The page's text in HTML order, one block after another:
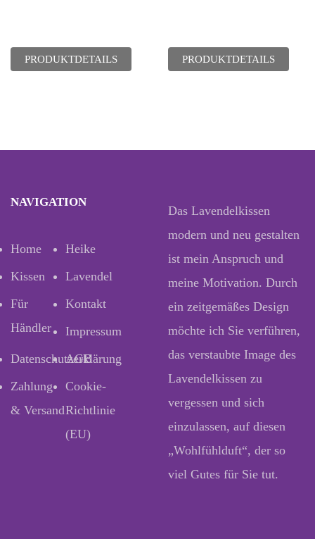
PRODUKTDETAILS PRODUKTDETAILS
NAVIGATION
Home
Heike
Kissen
Lavendel
Für
Händler
Kontakt
Impressum
Datenschutzerklärung
AGB
Zahlung
& Versand
Cookie-
Richtlinie
(EU)
Das Lavendelkissen
modern und neu gestalten
ist mein Anspruch und
meine Motivation. Durch
ein zeitgemäßes Design
möchte ich Sie verführen,
das verstaubte Image des
Lavendelkissen zu
vergessen und sich
einzulassen, auf diesen
„Wohlfühlduft“, der so
viel Gutes für Sie tut.